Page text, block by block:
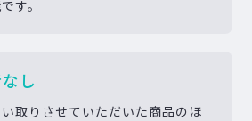
す。
し
取りさせていただいた商品のほ